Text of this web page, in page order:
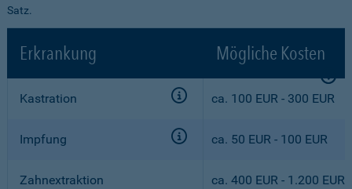
Satz.
Erkrankung Mögliche Kosten
Kastration ca. 100 EUR - 300 EUR
Impfung ca. 50 EUR - 100 EUR
Zahnextraktion ca. 400 EUR - 1.200 EUR